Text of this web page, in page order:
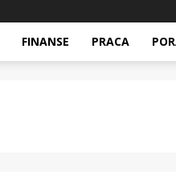
FINANSE PRACA